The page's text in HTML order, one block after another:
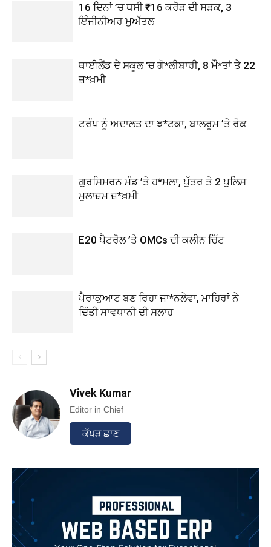
16 ਦਿਨਾਂ ’ਚ ਧਸੀ ₹16 ਕਰੋੜ ਦੀ ਸੜਕ, 3
ਇੰਜੀਨੀਅਰ ਮੁਅੱਤਲ
ਥਾਈਲੈਂਡ ਦੇ ਸਕੂਲ ’ਚ ਗੋ*ਲੀਬਾਰੀ, 8 ਮੌ*ਤਾਂ ਤੇ 22
ਜ਼*ਖ਼ਮੀ
ਟਰੰਪ ਨੂੰ ਅਦਾਲਤ ਦਾ ਝ*ਟਕਾ, ਬਾਲਰੂਮ ’ਤੇ ਰੋਕ
ਗੁਰਸਿਮਰਨ ਮੰਡ ’ਤੇ ਹ*ਮਲਾ, ਪੁੱਤਰ ਤੇ 2 ਪੁਲਿਸ
ਮੁਲਾਜ਼ਮ ਜ਼*ਖ਼ਮੀ
E20 ਪੈਟਰੋਲ ’ਤੇ OMCs ਦੀ ਕਲੀਨ ਚਿੱਟ
ਪੈਰਾਕੁਆਟ ਬਣ ਰਿਹਾ ਜਾ*ਨਲੇਵਾ, ਮਾਹਿਰਾਂ ਨੇ
ਦਿੱਤੀ ਸਾਵਧਾਨੀ ਦੀ ਸਲਾਹ
Vivek Kumar
Editor in Chief
ਕੱਪੜ ਛਾਣ